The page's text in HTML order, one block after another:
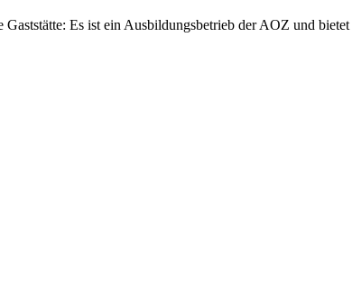
Es ist ein Ausbildungsbetrieb der AOZ und